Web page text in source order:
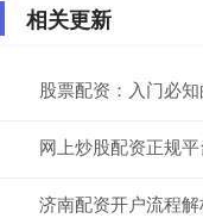
相关更新
股票配资：入门必
网上炒股配资正规
济南配资开户流程